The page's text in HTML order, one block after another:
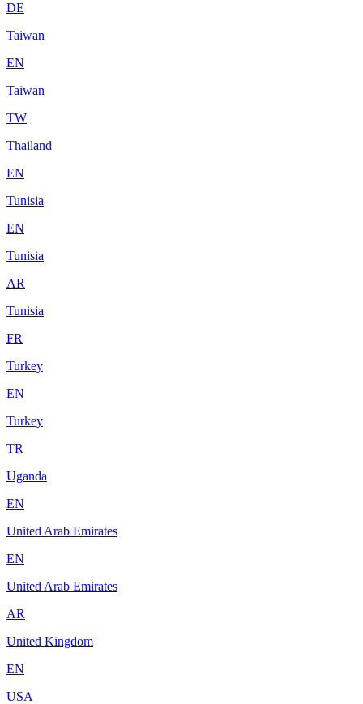
DE
Taiwan
EN
Taiwan
TW
Thailand
EN
Tunisia
EN
Tunisia
AR
Tunisia
FR
Turkey
EN
Turkey
TR
Uganda
EN
United Arab Emirates
EN
United Arab Emirates
AR
United Kingdom
EN
USA